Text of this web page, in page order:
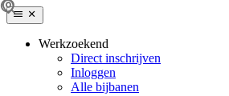
Werkzoekend
Direct inschrijven
Inloggen
Alle bijbanen